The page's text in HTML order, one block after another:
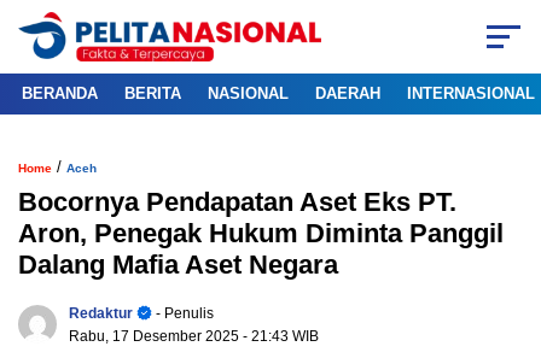
BERANDA BERITA NASIONAL DAERAH INTERNASIONAL
Home / Aceh
Bocornya Pendapatan Aset Eks PT.
Aron, Penegak Hukum Diminta Panggil
Dalang Mafia Aset Negara
Redaktur
- Penulis
Rabu, 17 Desember 2025 - 21:43 WIB